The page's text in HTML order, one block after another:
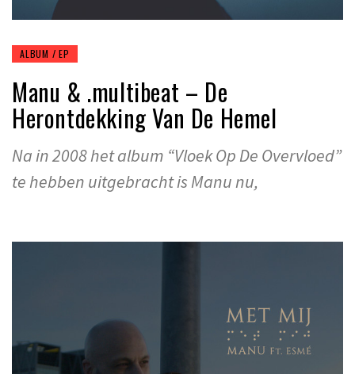
ALBUM / EP
Manu & .multibeat – De
Herontdekking Van De Hemel
Na in 2008 het album “Vloek Op De Overvloed”
te hebben uitgebracht is Manu nu,